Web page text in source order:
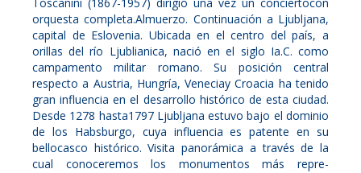
orquesta completa.Almuerzo. Continuación a Ljubljana,
capital de Eslovenia. Ubicada en el centro del país, a
orillas del río Ljublianica, nació en el siglo Ia.C. como
campamento militar romano. Su posición central
respecto a Austria, Hungría, Veneciay Croacia ha tenido
gran influencia en el desarrollo histórico de esta ciudad.
Desde 1278 hasta1797 Ljubljana estuvo bajo el dominio
de los Habsburgo, cuya influencia es patente en su
bellocasco histórico. Visita panorámica a través de la
cual conoceremos los monumentos más repre-